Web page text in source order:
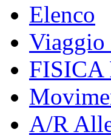
Elenco
Viaggio
FISICA
A/R